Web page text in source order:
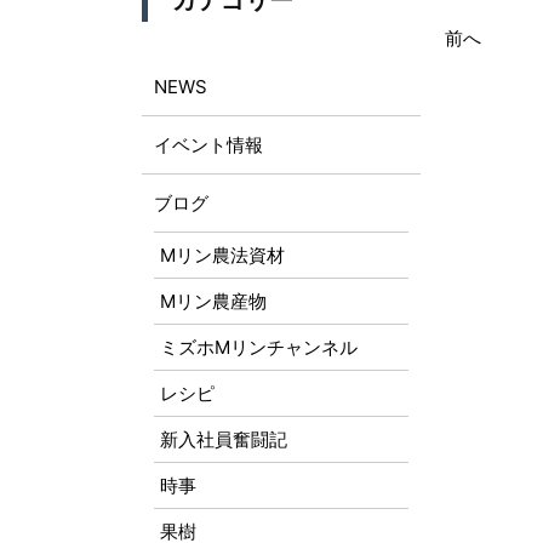
前へ
NEWS
イベント情報
ブログ
Mリン農法資材
Mリン農産物
ミズホMリンチャンネル
レシピ
新入社員奮闘記
時事
果樹